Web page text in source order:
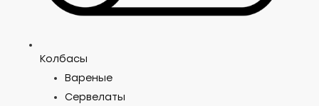
Колбасы
Вареные
Сервелаты